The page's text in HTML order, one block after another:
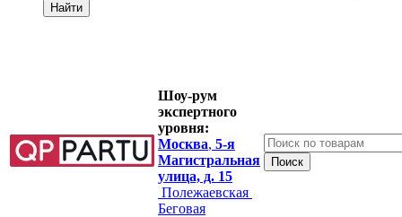
Найти
Шоу-рум
экспертного
уровня:
Москва, 5-я
Магистральная
улица, д. 15
Полежаевская
Беговая